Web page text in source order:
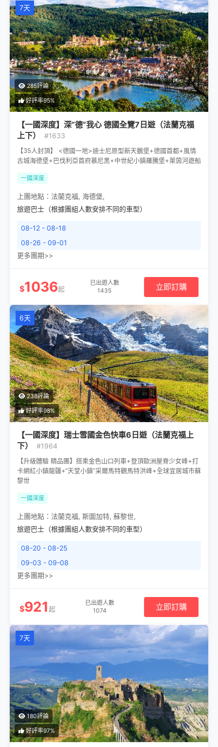
7天
285評論
好評率95%
【一國深度】深“德”我心 德國全覽7日遊（法蘭克福
上下）
#1633
【35人封頂】 <德國一地>迪士尼原型新天鵝堡+德國首都+風情
古城海德堡+巴伐利亞首府慕尼黑+中世紀小鎮羅騰堡+萊茵河遊船
一國深度
上團地點： 法蘭克福, 海德堡,
旅遊巴士（根據團組人數安排不同的車型）
08-12 - 08-18
08-26 - 09-01
更多團期>>
$1036起
已出遊人數
1435
立即訂購
6天
238評論
好評率98%
【一國深度】瑞士雪國金色快車6日遊（法蘭克福上
下）
#1964
【升級體驗 精品團】搭乘金色山口列車+登頂歐洲屋脊少女峰+打
卡網紅小鎮龍疆+“天堂小鎮”采爾馬特觀馬特洪峰+全球宜居城市蘇
黎世
一國深度
上團地點： 法蘭克福, 斯圖加特, 蘇黎世,
旅遊巴士（根據團組人數安排不同的車型）
08-20 - 08-25
09-03 - 09-08
更多團期>>
$921起
已出遊人數
1074
立即訂購
7天
180評論
好評率97%